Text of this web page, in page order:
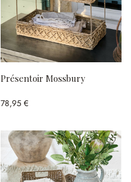
Présentoir Mossbury
78,95 €